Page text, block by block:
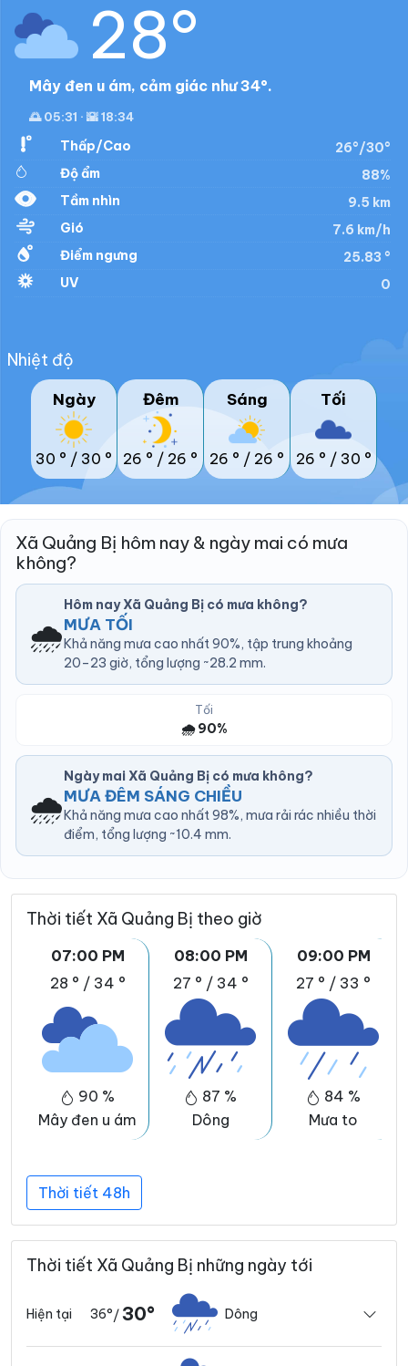
28°
Mây đen u ám, cảm giác như 34°.
🌅 05:31 · 🌇 18:34
Thấp/Cao
26°/30°
Độ ẩm
88%
Tầm nhìn
9.5 km
Gió
7.6 km/h
Điểm ngưng
25.83 °
UV
0
Nhiệt độ
Ngày
30 ° / 30 °
Đêm
26 ° / 26 °
Sáng
26 ° / 26 °
Tối
26 ° / 30 °
Xã Quảng Bị hôm nay & ngày mai có mưa
không?
🌧️
Hôm nay Xã Quảng Bị có mưa không?
MƯA TỐI
Khả năng mưa cao nhất 90%, tập trung khoảng
20–23 giờ, tổng lượng ~28.2 mm.
Tối
🌧️ 90%
🌧️
Ngày mai Xã Quảng Bị có mưa không?
MƯA ĐÊM SÁNG CHIỀU
Khả năng mưa cao nhất 98%, mưa rải rác nhiều thời
điểm, tổng lượng ~10.4 mm.
Thời tiết Xã Quảng Bị theo giờ
07:00 PM
28 ° / 34 °
90 %
Mây đen u ám
08:00 PM
27 ° / 34 °
87 %
Dông
09:00 PM
27 ° / 33 °
84 %
Mưa to
Thời tiết 48h
Thời tiết Xã Quảng Bị những ngày tới
Hiện tại 36°/ 30° Dông